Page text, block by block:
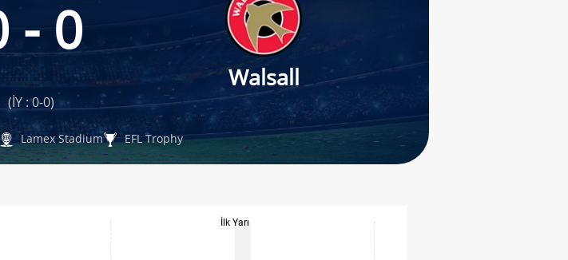
- 0
Walsall
(İY : 0-0)
Lamex Stadium EFL Trophy
İlk Yarı